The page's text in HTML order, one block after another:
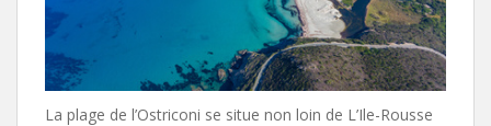
La plage de l’Ostriconi se situe non loin de L’Ile-Rousse